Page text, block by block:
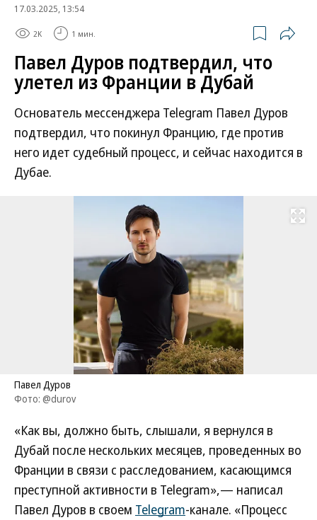
17.03.2025, 13:54
2K 1 мин.
Павел Дуров подтвердил, что
улетел из Франции в Дубай
Основатель мессенджера Telegram Павел Дуров
подтвердил, что покинул Францию, где против
него идет судебный процесс, и сейчас находится в
Дубае.
Развернуть
Павел Дуров
Фото: @durov
«Как вы, должно быть, слышали, я вернулся в
Дубай после нескольких месяцев, проведенных во
Франции в связи с расследованием, касающимся
преступной активности в Telegram»,— написал
Павел Дуров в своем Telegram-канале. «Процесс